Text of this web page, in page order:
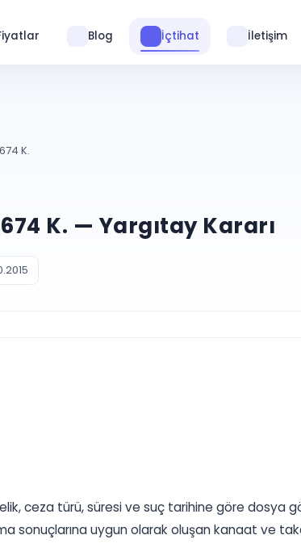
Blog İçtihat İletişim
K.
K. — Yargıtay Kararı
ceza türü, süresi ve suç tarihine göre dosya
sonuçlarına uygun olarak oluşan kanaat ve